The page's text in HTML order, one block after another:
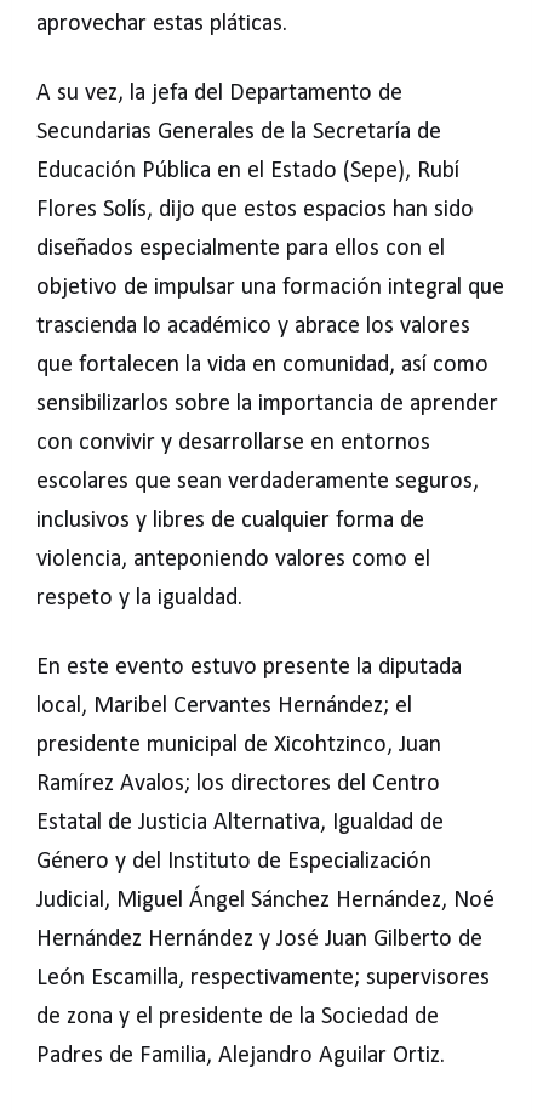
aprovechar estas pláticas.
A su vez, la jefa del Departamento de
Secundarias Generales de la Secretaría de
Educación Pública en el Estado (Sepe), Rubí
Flores Solís, dijo que estos espacios han sido
diseñados especialmente para ellos con el
objetivo de impulsar una formación integral que
trascienda lo académico y abrace los valores
que fortalecen la vida en comunidad, así como
sensibilizarlos sobre la importancia de aprender
con convivir y desarrollarse en entornos
escolares que sean verdaderamente seguros,
inclusivos y libres de cualquier forma de
violencia, anteponiendo valores como el
respeto y la igualdad.
En este evento estuvo presente la diputada
local, Maribel Cervantes Hernández; el
presidente municipal de Xicohtzinco, Juan
Ramírez Avalos; los directores del Centro
Estatal de Justicia Alternativa, Igualdad de
Género y del Instituto de Especialización
Judicial, Miguel Ángel Sánchez Hernández, Noé
Hernández Hernández y José Juan Gilberto de
León Escamilla, respectivamente; supervisores
de zona y el presidente de la Sociedad de
Padres de Familia, Alejandro Aguilar Ortiz.